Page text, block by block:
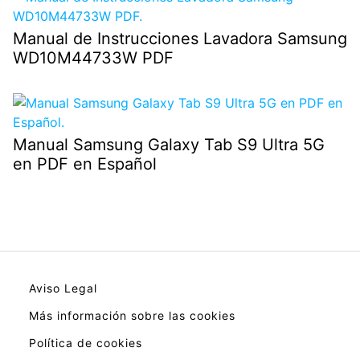
Manual de Instrucciones Lavadora Samsung
WD10M44733W PDF
Manual Samsung Galaxy Tab S9 Ultra 5G
en PDF en Español
Aviso Legal
Más información sobre las cookies
Política de cookies